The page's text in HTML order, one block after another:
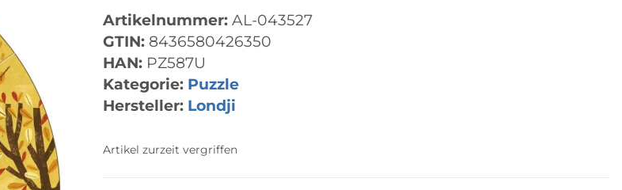
Artikelnummer: AL-043527
GTIN: 8436580426350
HAN: PZ587U
Kategorie: Puzzle
Hersteller: Londji
Artikel zurzeit vergriffen